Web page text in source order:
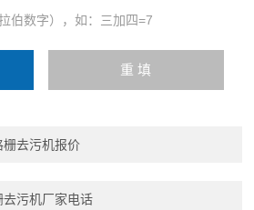
伯数字），如：三加四=7
栅去污机报价
污机厂家电话